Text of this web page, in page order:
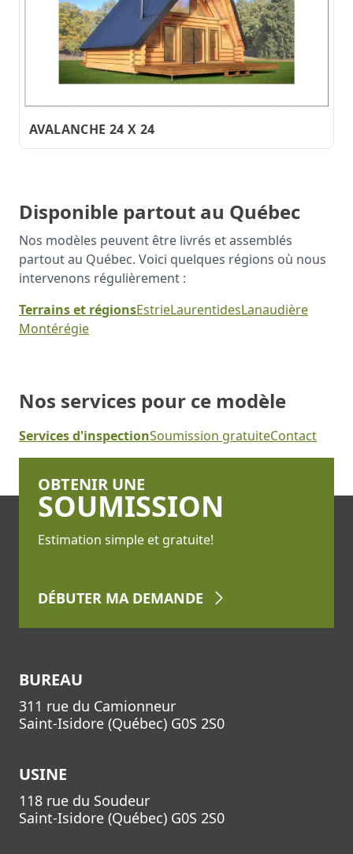
AVALANCHE 24 X 24
Disponible partout au Québec
Nos modèles peuvent être livrés et assemblés
partout au Québec. Voici quelques régions où nous
intervenons régulièrement :
Terrains et régionsEstrieLaurentidesLanaudière
Montérégie
Nos services pour ce modèle
Services d'inspectionSoumission gratuiteContact
BUREAU
311 rue du Camionneur
Saint-Isidore (Québec) G0S 2S0
USINE
118 rue du Soudeur
Saint-Isidore (Québec) G0S 2S0
OBTENIR UNE
SOUMISSION
Estimation simple et gratuite!
DÉBUTER MA DEMANDE